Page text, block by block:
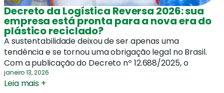
Decreto da Logística Reversa 2026: sua
empresa está pronta para a nova era do
plástico reciclado?
A sustentabilidade deixou de ser apenas uma
tendência e se tornou uma obrigação legal no Brasil.
Com a publicação do Decreto nº 12.688/2025, o
janeiro 13, 2026
Leia mais +